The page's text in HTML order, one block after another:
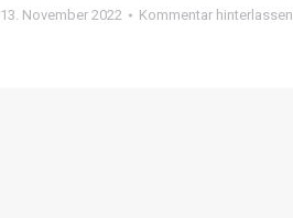
13. November 2022 Kommentar hinterlassen